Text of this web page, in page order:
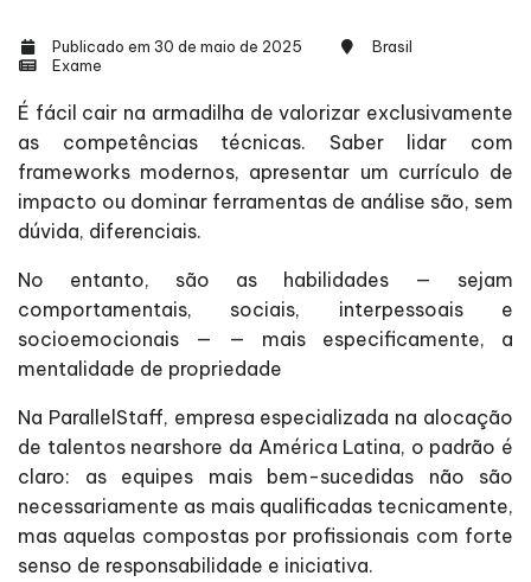
Publicado em 30 de maio de 2025
Brasil
Exame
É fácil cair na armadilha de valorizar exclusivamente
as competências técnicas. Saber lidar com
frameworks modernos, apresentar um currículo de
impacto ou dominar ferramentas de análise são, sem
dúvida, diferenciais.
No entanto, são as habilidades — sejam
comportamentais, sociais, interpessoais e
socioemocionais — — mais especificamente, a
mentalidade de propriedade
Na ParallelStaff, empresa especializada na alocação
de talentos nearshore da América Latina, o padrão é
claro: as equipes mais bem-sucedidas não são
necessariamente as mais qualificadas tecnicamente,
mas aquelas compostas por profissionais com forte
senso de responsabilidade e iniciativa.